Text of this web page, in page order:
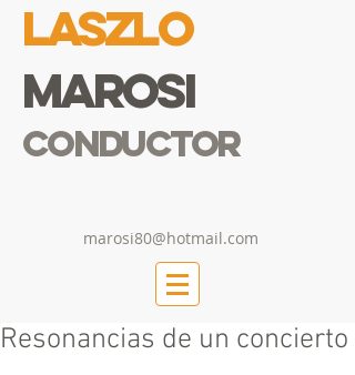
Laszlo
Marosi
Conductor
marosi80@hotmail.com
Resonancias de un concierto